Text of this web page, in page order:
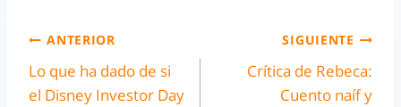
ANTERIOR
Lo que ha dado de si
el Disney Investor Day
SIGUIENTE
Crítica de Rebeca:
Cuento naíf y